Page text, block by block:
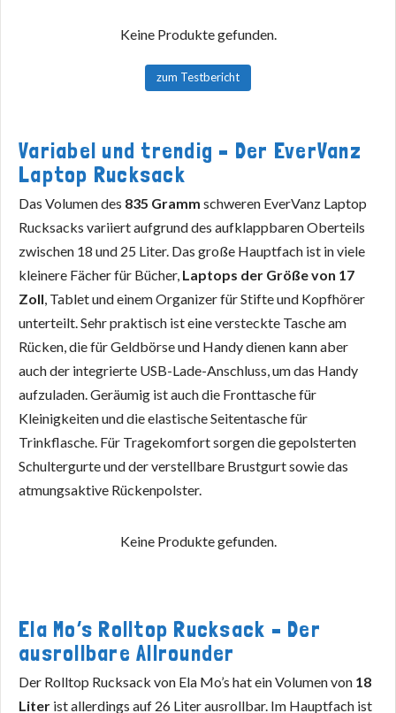
Keine Produkte gefunden.
zum Testbericht
Variabel und trendig – Der EverVanz
Laptop Rucksack
Das Volumen des 835 Gramm schweren EverVanz Laptop
Rucksacks variiert aufgrund des aufklappbaren Oberteils
zwischen 18 und 25 Liter. Das große Hauptfach ist in viele
kleinere Fächer für Bücher, Laptops der Größe von 17
Zoll, Tablet und einem Organizer für Stifte und Kopfhörer
unterteilt. Sehr praktisch ist eine versteckte Tasche am
Rücken, die für Geldbörse und Handy dienen kann aber
auch der integrierte USB-Lade-Anschluss, um das Handy
aufzuladen. Geräumig ist auch die Fronttasche für
Kleinigkeiten und die elastische Seitentasche für
Trinkflasche. Für Tragekomfort sorgen die gepolsterten
Schultergurte und der verstellbare Brustgurt sowie das
atmungsaktive Rückenpolster.
Keine Produkte gefunden.
Ela Mo’s Rolltop Rucksack – Der
ausrollbare Allrounder
Der Rolltop Rucksack von Ela Mo’s hat ein Volumen von 18
Liter ist allerdings auf 26 Liter ausrollbar. Im Hauptfach ist